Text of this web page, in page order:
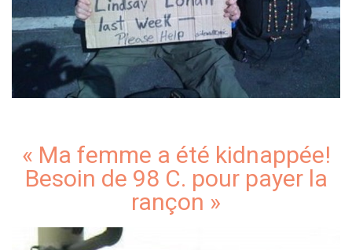
« Ma femme a été kidnappée!
Besoin de 98 C. pour payer la
rançon »